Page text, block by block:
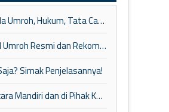
Mengenal Tawaf Wada Umroh, Hukum, Tata Cara, dan Larangan Setelahnya
Cara Mengecek Travel Umroh Resmi dan Rekomendasi Tour Travel Umroh Terbaik
Simak Penjelasannya!
Biaya Visa Umroh Secara Mandiri dan di Pihak Ketiga